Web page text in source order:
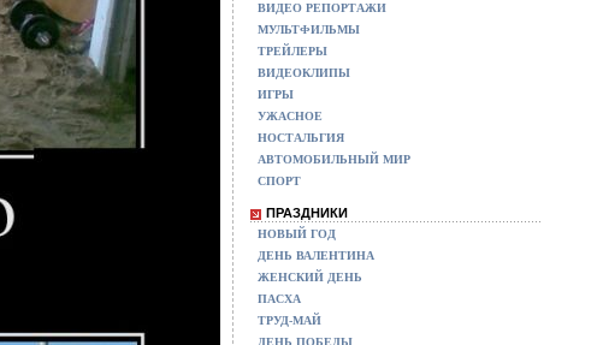
ВИДЕО РЕПОРТАЖИ
МУЛЬТФИЛЬМЫ
ТРЕЙЛЕРЫ
ВИДЕОКЛИПЫ
ИГРЫ
УЖАСНОЕ
НОСТАЛЬГИЯ
АВТОМОБИЛЬНЫЙ МИР
СПОРТ
ПРАЗДНИКИ
НОВЫЙ ГОД
ДЕНЬ ВАЛЕНТИНА
ЖЕНСКИЙ ДЕНЬ
ПАСХА
ТРУД-МАЙ
ДЕНЬ ПОБЕДЫ